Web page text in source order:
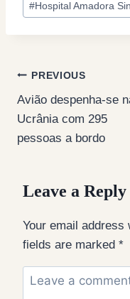
#Hospital Amadora
Post
navigation
PREVIOUS
Avião despenha-se
Ucrânia com 295
pessoas a bordo
Leave a Reply
Your email address
fields are marked *